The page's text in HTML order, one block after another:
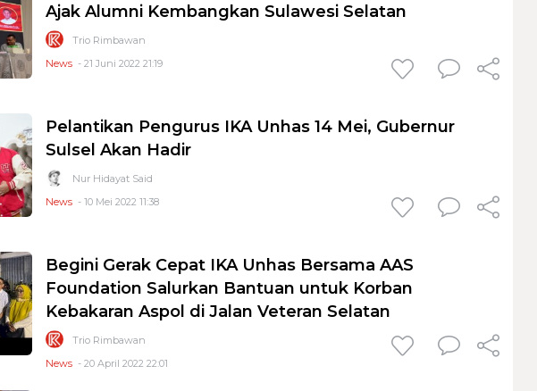
Ajak Alumni Kembangkan Sulawesi Selatan
Trio Rimbawan
News - 21 Juni 2022 21:19
Pelantikan Pengurus IKA Unhas 14 Mei, Gubernur
Sulsel Akan Hadir
Nur Hidayat Said
News - 10 Mei 2022 11:38
Begini Gerak Cepat IKA Unhas Bersama AAS
Foundation Salurkan Bantuan untuk Korban
Kebakaran Aspol di Jalan Veteran Selatan
Trio Rimbawan
News - 20 April 2022 22:01